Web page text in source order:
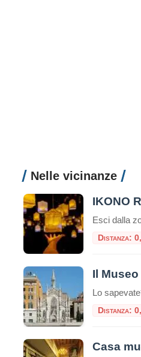
Nelle vicinanze
IKONO
Distanza:
Distanza:
Casa